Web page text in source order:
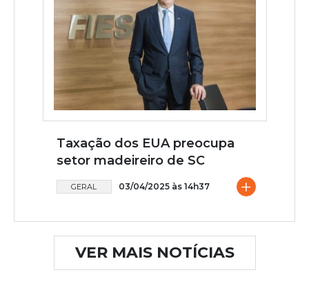
Taxação dos EUA preocupa
setor madeireiro de SC
GERAL 03/04/2025 às 14h37 +
VER MAIS NOTÍCIAS